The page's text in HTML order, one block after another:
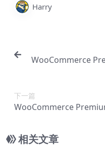
Harry
WooCommerce
下一篇
WooCommerce
相关文章